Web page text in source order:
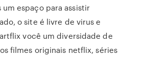
espaço para assistir
o site é livre de virus e
você um diversidade de
filmes originais netflix, séries